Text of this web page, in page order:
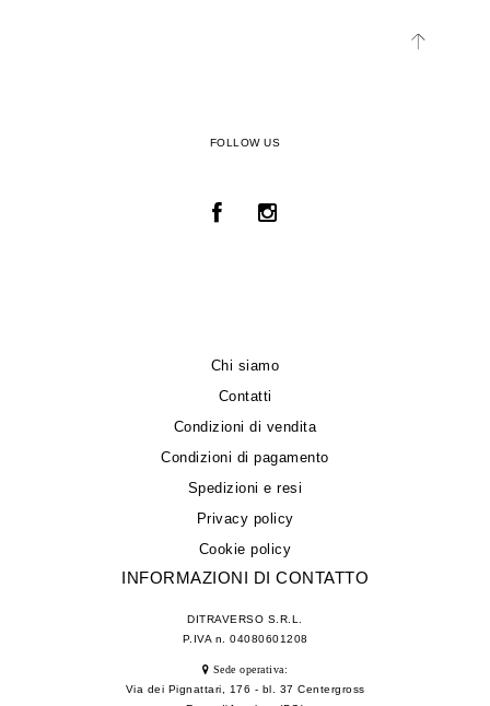
FOLLOW US
Chi siamo
Contatti
Condizioni di vendita
Condizioni di pagamento
Spedizioni e resi
Privacy policy
Cookie policy
INFORMAZIONI DI CONTATTO
DITRAVERSO S.R.L.
P.IVA n. 04080601208
Sede operativa:
Via dei Pignattari, 176 - bl. 37 Centergross